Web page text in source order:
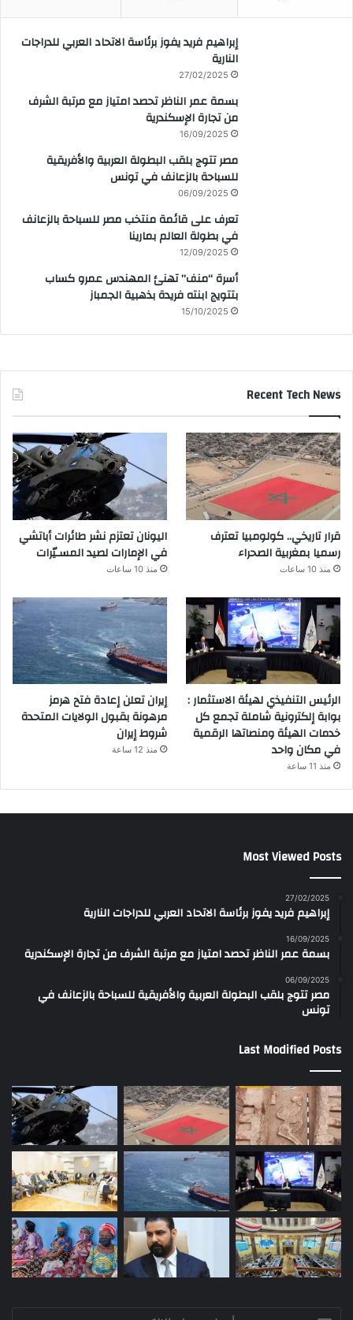
إبراهيم فريد يفوز برئاسة الاتحاد العربي للدراجات
النارية
27/02/2025
بسمة عمر الناظر تحصد امتياز مع مرتبة الشرف
من تجارة الإسكندرية
16/09/2025
مصر تتوج بلقب البطولة العربية والأفريقية
للسباحة بالزعانف في تونس
06/09/2025
تعرف على قائمة منتخب مصر للسباحة بالزعانف
في بطولة العالم بمارينا
12/09/2025
أسرة “منف” تهنئ المهندس عمرو كساب
بتتويج ابنته فريدة بذهبية الجمباز
15/10/2025
Recent Tech News
قرار تاريخي.. كولومبيا تعترف
رسميا بمغربية الصحراء
منذ 10 ساعات
اليونان تعتزم نشر طائرات أباتشي
في الإمارات لصيد المسـيّرات
منذ 10 ساعات
الرئيس التنفيذي لهيئة الاستثمار :
بوابة إلكترونية شاملة تجمع كل
خدمات الهيئة ومنصاتها الرقمية
في مكان واحد
منذ 11 ساعة
إيران تعلن إعادة فتح هرمز
مرهونة بقبول الولايات المتحدة
شروط إيران
منذ 12 ساعة
Most Viewed Posts
27/02/2025
إبراهيم فريد يفوز برئاسة الاتحاد العربي للدراجات النارية
16/09/2025
بسمة عمر الناظر تحصد امتياز مع مرتبة الشرف من تجارة الإسكندرية
06/09/2025
مصر تتوج بلقب البطولة العربية والأفريقية للسباحة بالزعانف في
تونس
Last Modified Posts